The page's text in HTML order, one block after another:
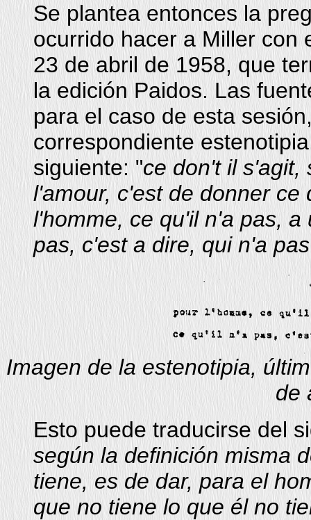
Se plantea entonces la
ocurrido hacer a Miller con
23 de abril de 1958, que
la edición Paidos. Las
para el caso de esta
correspondiente
siguiente: "ce don't il s'agit,
l'amour, c'est de donner ce
l'homme, ce qu'il n'a pas,
pas, c'est a dire, qui n'a
Imagen de la estenotipia,
de
Esto puede traducirse del
según la definición misma
tiene, es de dar, para el
que no tiene lo que él no